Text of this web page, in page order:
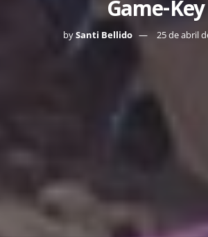
Game-Key
bySanti Bellido 25 de abril